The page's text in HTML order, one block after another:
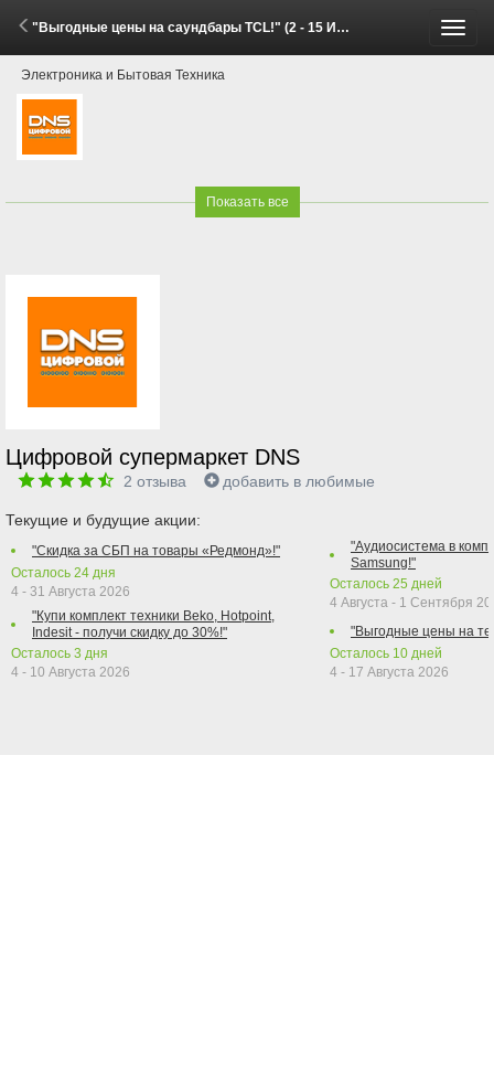
"Выгодные цены на саундбары TCL!" (2 - 15 Июня 2026)
Электроника и Бытовая Техника
Показать все
Цифровой супермаркет DNS
2 отзыва добавить в любимые
Текущие и будущие акции:
"Скидка за СБП на товары «Редмонд»!"
Осталось 24 дня
4 - 31 Августа 2026
"Купи комплект техники Beko, Hotpoint,
Indesit - получи скидку до 30%!"
Осталось 3 дня
4 - 10 Августа 2026
"Аудиосистема в
Samsung!"
Осталось 25 дней
4 Августа - 1 Сентября
"Выгодные цены на
Осталось 10 дней
4 - 17 Августа 2026